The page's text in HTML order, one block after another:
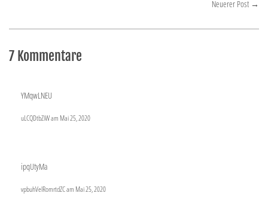
Neuerer Post →
7 Kommentare
YMqwLNEU
uLCQDtbZiW am Mai 25, 2020
ipqUtyMa
vpbuhVelRomrtdZC am Mai 25, 2020